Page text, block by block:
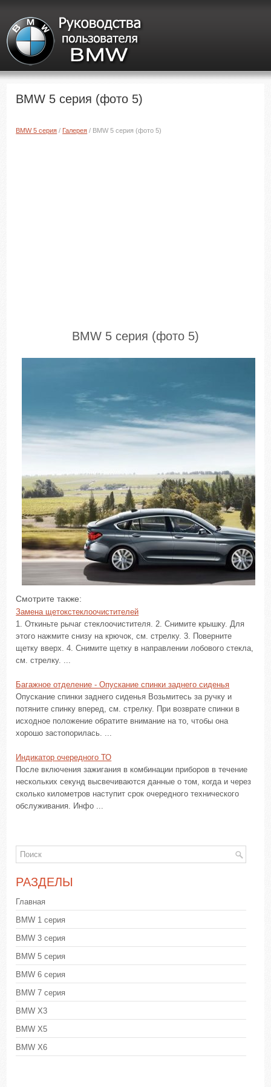
BMW 5 серия (фото 5)
BMW 5 серия / Галерея / BMW 5 серия (фото 5)
BMW 5 серия (фото 5)
Смотрите также:
Замена щетокстеклоочистителей
1. Откиньте рычаг стеклоочистителя. 2. Снимите крышку. Для
этого нажмите снизу на крючок, см. стрелку. 3. Поверните
щетку вверх. 4. Снимите щетку в направлении лобового стекла,
см. стрелку. ...
Багажное отделение - Опускание спинки заднего сиденья
Опускание спинки заднего сиденья Возьмитесь за ручку и
потяните спинку вперед, см. стрелку. При возврате спинки в
исходное положение обратите внимание на то, чтобы она
хорошо застопорилась. ...
Индикатор очередного ТО
После включения зажигания в комбинации приборов в течение
нескольких секунд высвечиваются данные о том, когда и через
сколько километров наступит срок очередного технического
обслуживания. Инфо ...
РАЗДЕЛЫ
Главная
BMW 1 серия
BMW 3 серия
BMW 5 серия
BMW 6 серия
BMW 7 серия
BMW X3
BMW X5
BMW X6